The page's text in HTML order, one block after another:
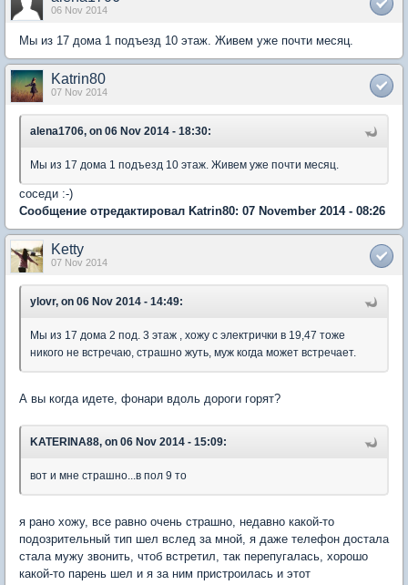
06 Nov 2014
Мы из 17 дома 1 подъезд 10 этаж. Живем уже почти месяц.
Katrin80
07 Nov 2014
alena1706, on 06 Nov 2014 - 18:30:
Мы из 17 дома 1 подъезд 10 этаж. Живем уже почти месяц.
соседи :-)
Сообщение отредактировал Katrin80: 07 November 2014 - 08:26
Ketty
07 Nov 2014
ylovr, on 06 Nov 2014 - 14:49:
Мы из 17 дома 2 под. 3 этаж , хожу с электрички в 19,47 тоже
никого не встречаю, страшно жуть, муж когда может встречает.
А вы когда идете, фонари вдоль дороги горят?
KATERINA88, on 06 Nov 2014 - 15:09:
вот и мне страшно...в пол 9 то
я рано хожу, все равно очень страшно, недавно какой-то
подозрительный тип шел вслед за мной, я даже телефон достала
стала мужу звонить, чтоб встретил, так перепугалась, хорошо
какой-то парень шел и я за ним пристроилась и этот